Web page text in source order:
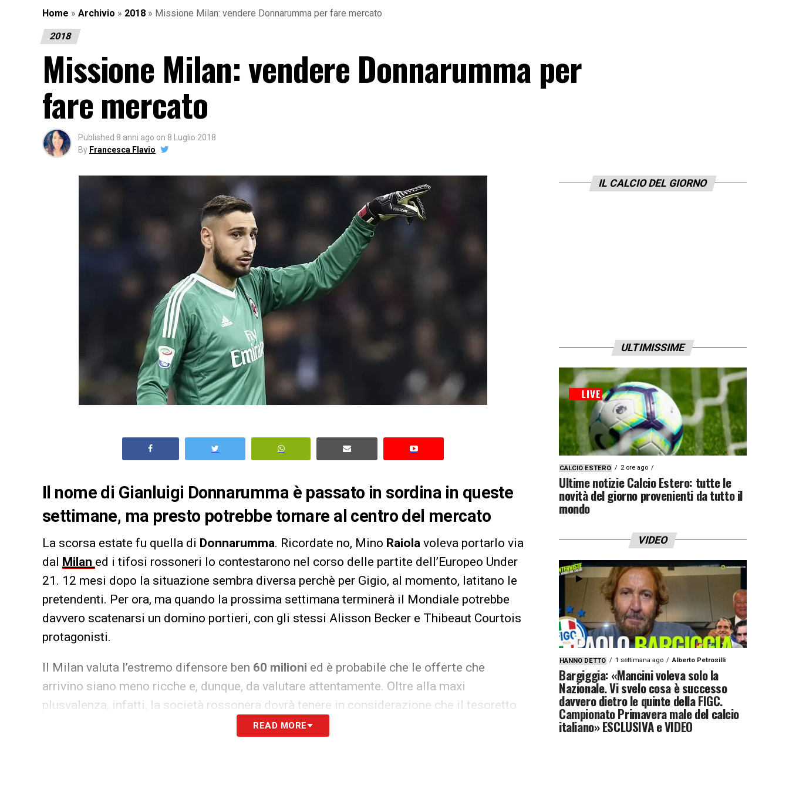
Home » Archivio » 2018 » Missione Milan: vendere Donnarumma per fare mercato
2018
Missione Milan: vendere Donnarumma per
fare mercato
Published 8 anni ago on 8 Luglio 2018
By Francesca Flavio
Il nome di Gianluigi Donnarumma è passato in sordina in queste
settimane, ma presto potrebbe tornare al centro del mercato
La scorsa estate fu quella di Donnarumma. Ricordate no, Mino Raiola voleva portarlo via
dal Milan ed i tifosi rossoneri lo contestarono nel corso delle partite dell’Europeo Under
21. 12 mesi dopo la situazione sembra diversa perchè per Gigio, al momento, latitano le
pretendenti. Per ora, ma quando la prossima settimana terminerà il Mondiale potrebbe
davvero scatenarsi un domino portieri, con gli stessi Alisson Becker e Thibeaut Courtois
protagonisti.
Il Milan valuta l’estremo difensore ben 60 milioni ed è probabile che le offerte che
arrivino siano meno ricche e, dunque, da valutare attentamente. Oltre alla maxi
plusvalenza, infatti, la società rossonera dovrà tenere in considerazione che il tesoretto
proveniente dalle cessioni dovrà servire a Massimiliano
READ MORE
IL CALCIO DEL GIORNO
ULTIMISSIME
CALCIO ESTERO 2 ore ago
Ultime notizie Calcio Estero: tutte le
novità del giorno provenienti da tutto il
mondo
VIDEO
HANNO DETTO 1 settimana ago Alberto Petrosilli
Bargiggia: «Mancini voleva solo la
Nazionale. Vi svelo cosa è successo
davvero dietro le quinte della FIGC.
Campionato Primavera male del calcio
italiano» ESCLUSIVA e VIDEO